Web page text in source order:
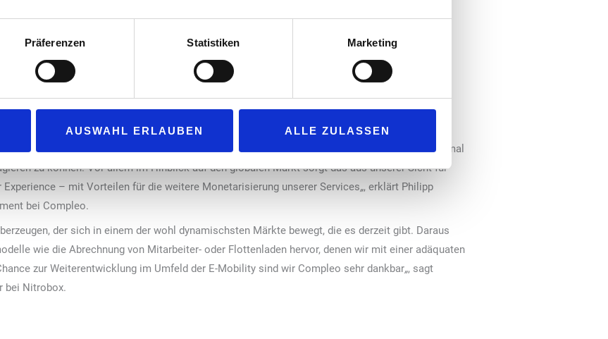
Präferenzen Statistiken Marketing
AUSWAHL ERLAUBEN ALLE ZULASSEN
System diese Abrechnungsprozesse zuverlässig ab, erfordert jedoch aufgrund der starren
und Internationalisierungsprojekten einen hohen Änderungsaufwand. Dagegen zeichnet sich
Höchstmaß an Flexibilität aus. Neben der Verarbeitung komplexer Pay-per-use-
die Möglichkeit zu, um beliebig viele Landeswährungen, Steuersätze und Sprachen
der digitalen Transformation bei noch so komplizierten Abrechnungsprozessen optimal
zu können. Vor allem im Hinblick auf den globalen Markt sorgt das aus unserer Sicht für
– mit Vorteilen für die weitere Monetarisierung unserer Services„, erklärt Philipp
bei Compleo.
der sich in einem der wohl dynamischsten Märkte bewegt, die es derzeit gibt. Daraus
wie die Abrechnung von Mitarbeiter- oder Flottenladen hervor, denen wir mit einer adäquaten
zur Weiterentwicklung im Umfeld der E-Mobility sind wir Compleo sehr dankbar„, sagt
bei Nitrobox.